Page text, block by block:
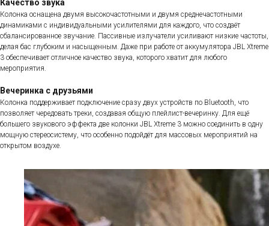
Качество звука
Колонка оснащена двумя высокочастотными и двумя среднечастотными
динамиками с индивидуальными усилителями для каждого, что создаёт
сбалансированное звучание. Пассивные излучатели усиливают низкие частоты,
делая бас глубоким и насыщенным. Даже при работе от аккумулятора JBL Xtreme
3 обеспечивает отличное качество звука, которого хватит для любого
мероприятия.
Вечеринка с друзьями
Колонка поддерживает подключение сразу двух устройств по Bluetooth, что
позволяет чередовать треки, создавая общую плейлист-вечеринку. Для ещё
большего звукового эффекта две колонки JBL Xtreme 3 можно соединить в одну
мощную стереосистему, что особенно подойдёт для массовых мероприятий на
открытом воздухе.